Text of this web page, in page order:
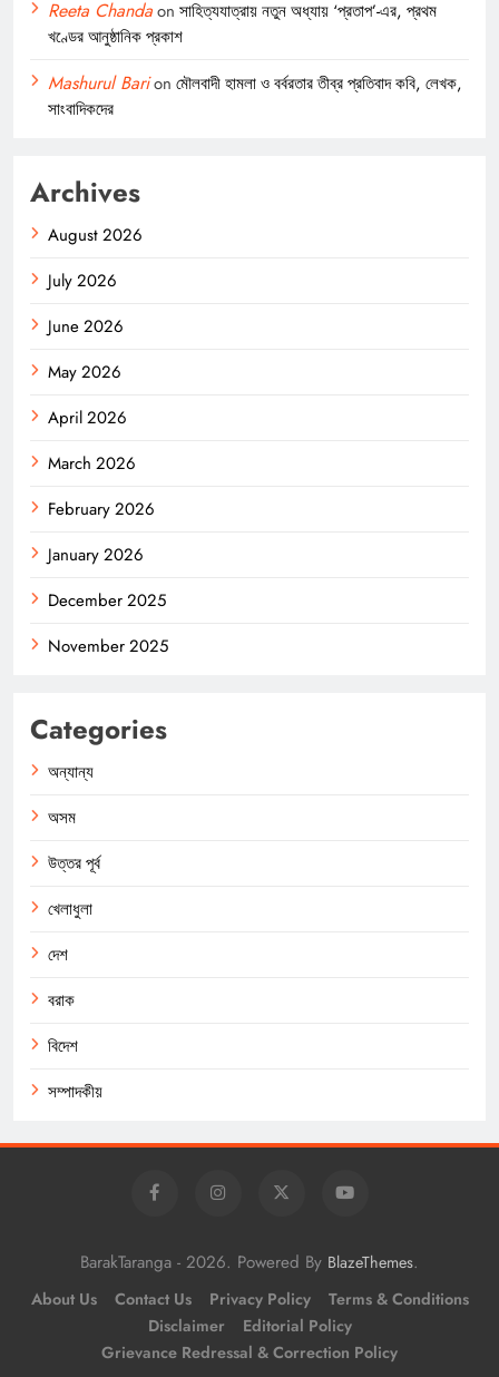
Reeta Chandaon সাহিত্যযাত্রায় নতুন অধ্যায় ‘প্রতাপ’-এর, প্রথম
খণ্ডের আনুষ্ঠানিক প্রকাশ
Mashurul Barion মৌলবাদী হামলা ও বর্বরতার তীব্র প্রতিবাদ কবি, লেখক,
সাংবাদিকদের
Archives
August 2026
July 2026
June 2026
May 2026
April 2026
March 2026
February 2026
January 2026
December 2025
November 2025
Categories
অন্যান্য
অসম
উত্তর পূর্ব
খেলাধুলা
দেশ
বরাক
বিদেশ
সম্পাদকীয়
BarakTaranga - 2026. Powered By BlazeThemes.
About Us Contact Us Privacy Policy
Terms & Conditions
Disclaimer
Editorial Policy
Grievance Redressal & Correction Policy